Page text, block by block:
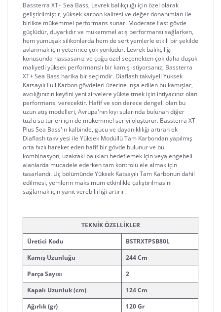
Bassterra XT+ Sea Bass, Levrek balıkçılığı için özel olarak
geliştirilmiştir, yüksek karbon kalitesi ve değer donanımları ile
birlikte mükemmel performans sunar. Moderate Fast gövde
güçlüdür, duyarlıdır ve mükemmel atış performansı sağlarken,
hem yumuşak silikonlarda hem de sert yemlerle etkili bir şekilde
avlanmak için yeterince çok yönlüdür. Levrek balıkçılığı
konusunda hassasanız ve çoğu özel seçenekten çok daha düşük
maliyetli yüksek performanslı bir kamış istiyorsanız, Bassterra
XT+ Sea Bass harika bir seçimdir. Diaflash takviyeli Yüksek
Katsayılı Full Karbon gövdeleri üzerine inşa edilen bu kamışlar,
avcılığınızın keyfini yeni zirvelere yükseltmek için ihtiyacınız olan
performansı verecektir. Hafif ve son derece dengeli olan bu
uzun atış modelleri, Avrupa'nın kıyı sularında bulunan diğer
tuzlu su türleri için de mükemmel seriyi oluşturur. Bassterra XT
Plus Sea Bass'ın kalbinde, gücü ve dayanıklılığı artıran ek
Diaflash takviyesi ile Yüksek Modüllü Tam Karbondan yapılmış
orta hızlı hareket eden hafif bir gövde bulunur ve bu
kombinasyon, uzaktaki balıkları hedeflemek için veya engebeli
alanlarda mücadele ederken tam kontrolü ele almak için
tasarlandı. Uç bölümünde Yüksek Katsayılı Tam Karbonun dahil
edilmesi, yemlerin maksimum etkinlikle çalıştırılmasını
sağlamak için yanıt verebilirliği artırır.
TEKNİK ÖZELLİKLER
Üretici Kodu
BSTRXTPSB80L
Kamış Uzunluğu
244 Cm
Parça Sayısı
2
Kapalı Uzunluk (cm)
124 Cm
Ağırlık (gr)
120 Gr